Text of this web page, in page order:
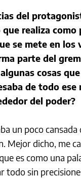
del
realiza como
se mete en los
parte del
cosas
de todo ese
del poder?
un poco
Mejor dicho, me
es como una
todo sin